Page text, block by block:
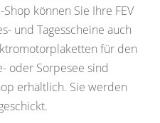
können Sie Ihre FEV
und Tagesscheine auch
für den
oder Sorpesee sind
erhältlich. Sie werden